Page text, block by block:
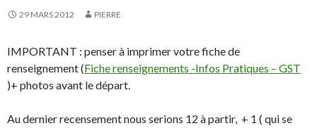
29 MARS 2012 PIERRE
IMPORTANT : penser à imprimer votre fiche de
renseignement (Fiche renseignements -Infos Pratiques – GST
)+ photos avant le départ.
Au dernier recensement nous serions 12 à partir, + 1 ( qui se